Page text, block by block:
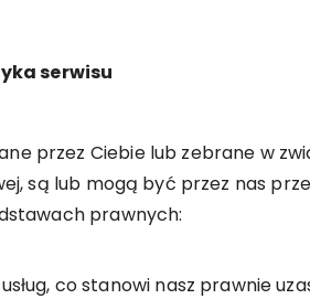
serwisu
przez Ciebie lub zebrane w
są lub mogą być przez nas
prawnych:
co stanowi nasz prawnie